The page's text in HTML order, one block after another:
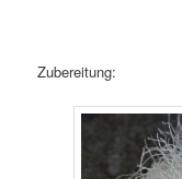
Zubereitung: